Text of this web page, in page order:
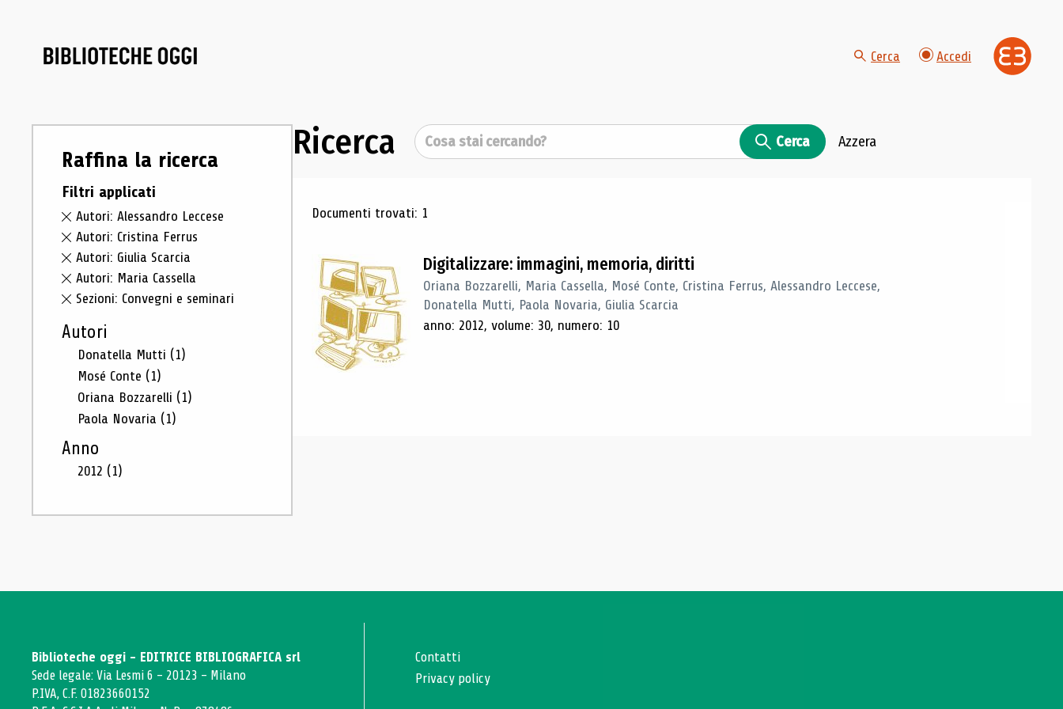
Cerca Accedi
Raffina la ricerca
Filtri applicati
Autori: Alessandro Leccese
Autori: Cristina Ferrus
Autori: Giulia Scarcia
Autori: Maria Cassella
Sezioni: Convegni e seminari
Autori
Donatella Mutti (1)
Mosé Conte (1)
Oriana Bozzarelli (1)
Paola Novaria (1)
Anno
2012 (1)
Ricerca Cerca Cerca Azzera
Risultati di ricerca
Documenti trovati: 1
Digitalizzare: immagini, memoria, diritti
Oriana Bozzarelli, Maria Cassella, Mosé Conte, Cristina Ferrus, Alessandro Leccese,
Donatella Mutti, Paola Novaria, Giulia Scarcia
anno: 2012, volume: 30, numero: 10
Biblioteche oggi - EDITRICE BIBLIOGRAFICA srl
Sede legale: Via Lesmi 6 - 20123 - Milano
P.IVA, C.F. 01823660152
Contatti
Privacy policy